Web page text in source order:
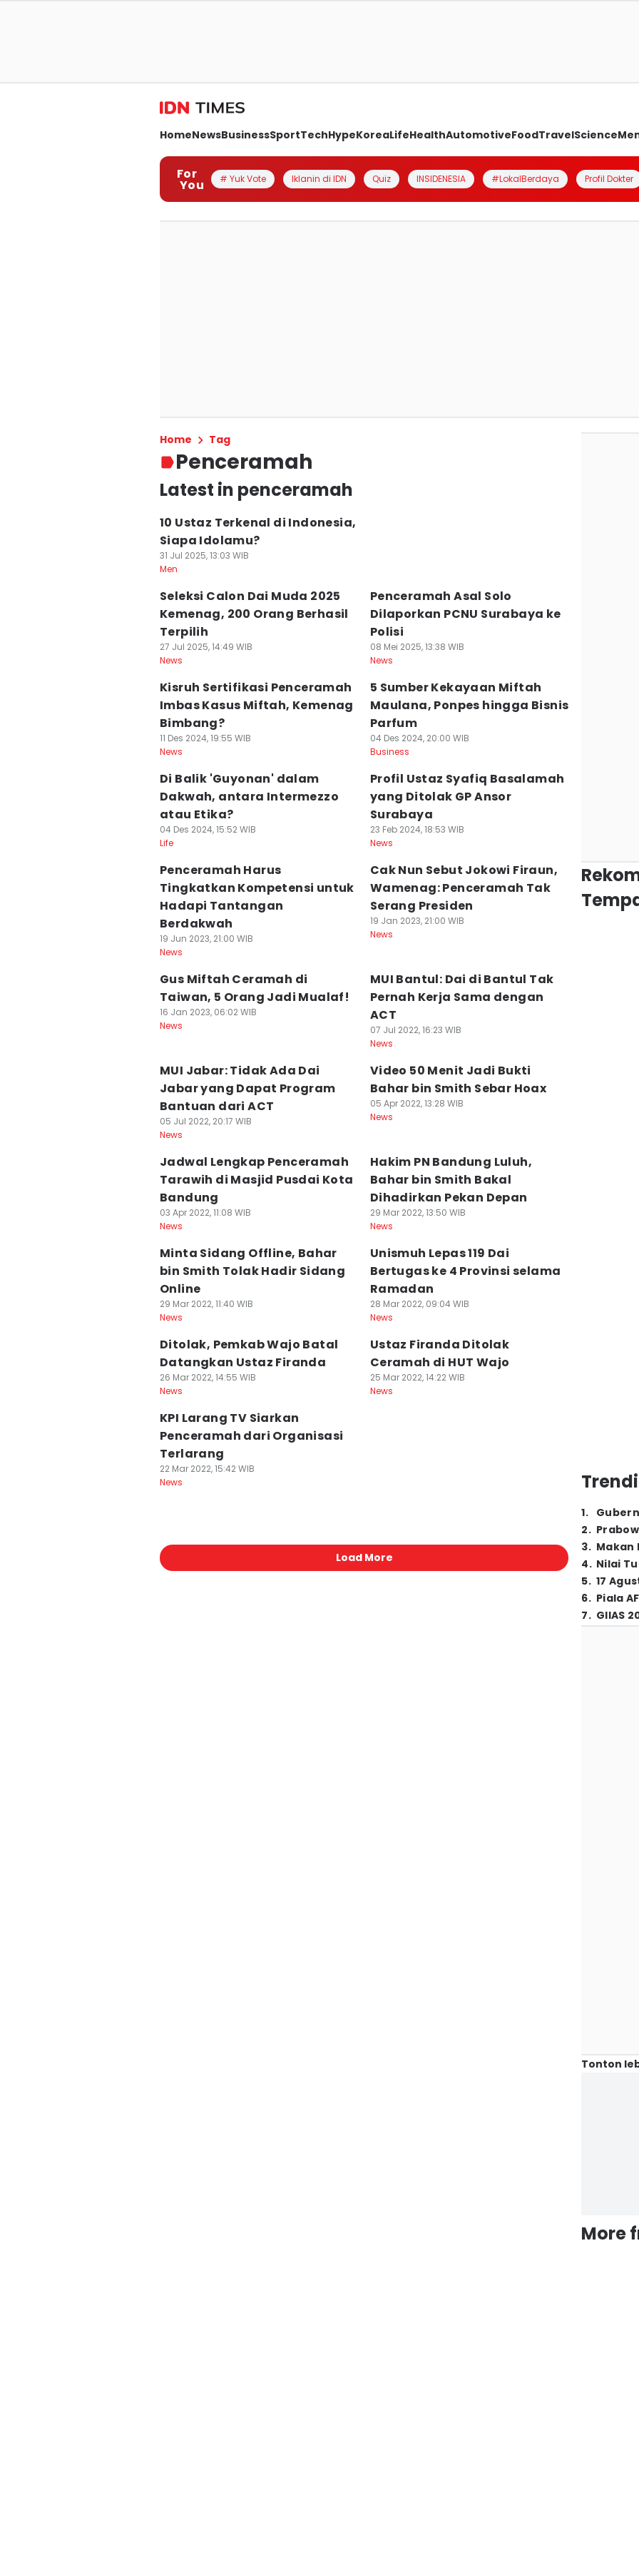
HomeNewsBusinessSportTechHypeKoreaLifeHealthAutomotiveFoodTravelScience
For
You # Yuk Vote Iklanin di IDN Quiz INSIDENESIA #LokalBerdaya Profil Dokter
Home Tag
Penceramah
Latest in penceramah
10 Ustaz Terkenal di Indonesia,
Siapa Idolamu?
31 Jul 2025, 13:03 WIB
Men
Seleksi Calon Dai Muda 2025
Kemenag, 200 Orang Berhasil
Terpilih
27 Jul 2025, 14:49 WIB
News
Penceramah Asal Solo
Dilaporkan PCNU Surabaya ke
Polisi
08 Mei 2025, 13:38 WIB
News
Kisruh Sertifikasi Penceramah
Imbas Kasus Miftah, Kemenag
Bimbang?
11 Des 2024, 19:55 WIB
News
5 Sumber Kekayaan Miftah
Maulana, Ponpes hingga Bisnis
Parfum
04 Des 2024, 20:00 WIB
Business
Di Balik 'Guyonan' dalam
Dakwah, antara Intermezzo
atau Etika?
04 Des 2024, 15:52 WIB
Life
Profil Ustaz Syafiq Basalamah
yang Ditolak GP Ansor
Surabaya
23 Feb 2024, 18:53 WIB
News
Penceramah Harus
Tingkatkan Kompetensi untuk
Hadapi Tantangan
Berdakwah
19 Jun 2023, 21:00 WIB
News
Cak Nun Sebut Jokowi Firaun,
Wamenag: Penceramah Tak
Serang Presiden
19 Jan 2023, 21:00 WIB
News
Gus Miftah Ceramah di
Taiwan, 5 Orang Jadi Mualaf!
16 Jan 2023, 06:02 WIB
News
MUI Bantul: Dai di Bantul Tak
Pernah Kerja Sama dengan
ACT
07 Jul 2022, 16:23 WIB
News
MUI Jabar: Tidak Ada Dai
Jabar yang Dapat Program
Bantuan dari ACT
05 Jul 2022, 20:17 WIB
News
Video 50 Menit Jadi Bukti
Bahar bin Smith Sebar Hoax
05 Apr 2022, 13:28 WIB
News
Jadwal Lengkap Penceramah
Tarawih di Masjid Pusdai Kota
Bandung
03 Apr 2022, 11:08 WIB
News
Hakim PN Bandung Luluh,
Bahar bin Smith Bakal
Dihadirkan Pekan Depan
29 Mar 2022, 13:50 WIB
News
Minta Sidang Offline, Bahar
bin Smith Tolak Hadir Sidang
Online
29 Mar 2022, 11:40 WIB
News
Unismuh Lepas 119 Dai
Bertugas ke 4 Provinsi selama
Ramadan
28 Mar 2022, 09:04 WIB
News
Ditolak, Pemkab Wajo Batal
Datangkan Ustaz Firanda
26 Mar 2022, 14:55 WIB
News
Ustaz Firanda Ditolak
Ceramah di HUT Wajo
25 Mar 2022, 14:22 WIB
News
KPI Larang TV Siarkan
Penceramah dari Organisasi
Terlarang
22 Mar 2022, 15:42 WIB
News
Load More
1.
2.
3. Makan
4. Nilai
5. 17
6. Piala
7. GIIAS
Tonton
More